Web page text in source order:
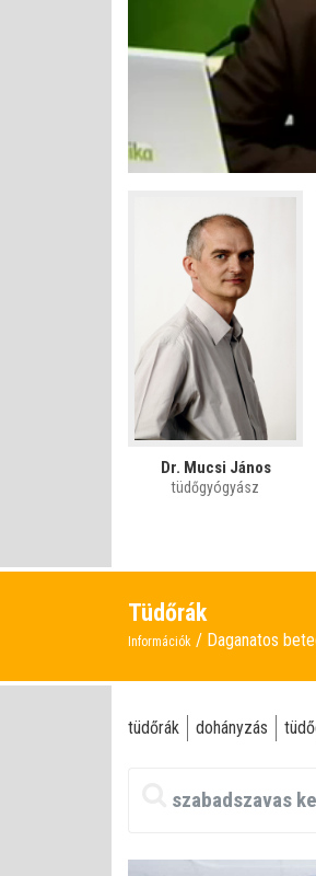
kikapcsolva
0%
Dr. Mucsi János
tüdőgyógyász
Tüdőrák
Információk Daganatos
tüdőrák dohányzás